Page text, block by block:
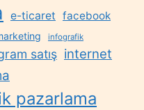
e-ticaret facebook
infografik
satış internet
pazarlama